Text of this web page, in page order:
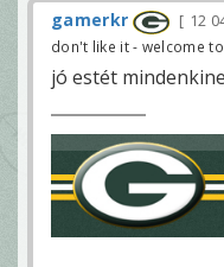
gamerkr 12
don't like it - welcome
jó estét